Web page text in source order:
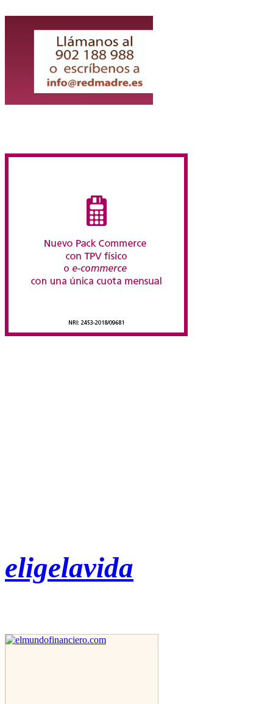
eligelavida